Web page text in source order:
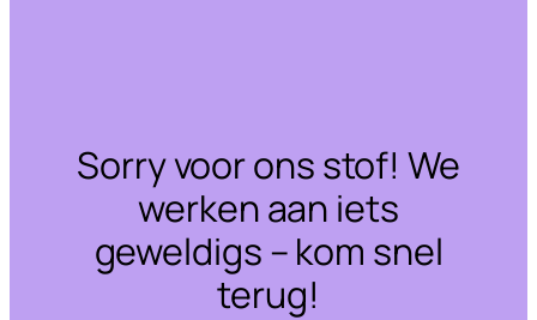
Sorry voor ons stof! We
werken aan iets
geweldigs – kom snel
terug!